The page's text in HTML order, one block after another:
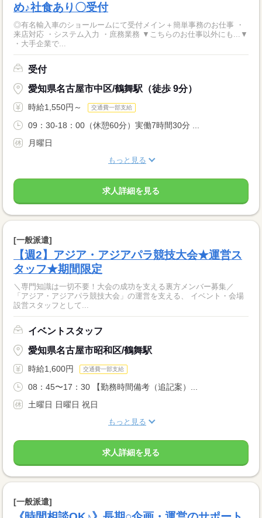
め♪社食あり〇受付
◎有名輸入車のショールームにて受付メイン＋簡単事務のお仕事 ・
来店対応 ・システム入力 ・庶務業務 ▼こちらのお仕事以外にも...▼
・大手企業で...
受付
愛知県名古屋市中区/鶴舞駅（徒歩 9分）
時給1,550円～ 交通費一部支給
09：30-18：00（休憩60分）実働7時間30分 ...
月曜日
もっと見る
求人詳細を見る
[一般派遣]
【週2】アジア・アジアパラ競技大会★運営ス
タッフ★期間限定
＼専門知識は一切不要！大会の成功を支える裏方メンバー募集／
「アジア・アジアパラ競技大会」の運営を支える、 イベント・会場
設営スタッフとして...
イベントスタッフ
愛知県名古屋市昭和区/鶴舞駅
時給1,600円 交通費一部支給
08：45〜17：30 【勤務時間備考（追記案）...
土曜日 日曜日 祝日
もっと見る
求人詳細を見る
[一般派遣]